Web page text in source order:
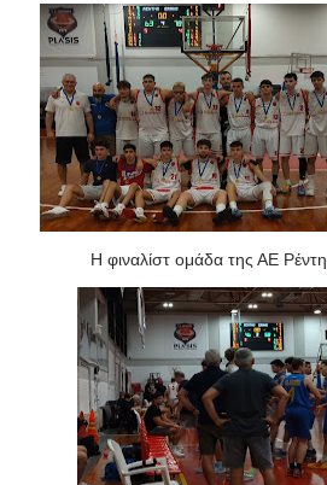
Η φιναλίστ ομάδα της ΑΕ Ρέντη